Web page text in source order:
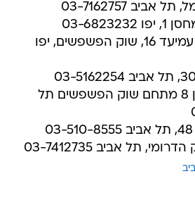
03-7162757
סיפו- נחמן 3, פינת עמיעד 16, שוק הפשפשים, יפו
פלי מרקט  רבי יוחנן 8 מתחם שוק הפשפשים תל
תל אביב 03-7412735